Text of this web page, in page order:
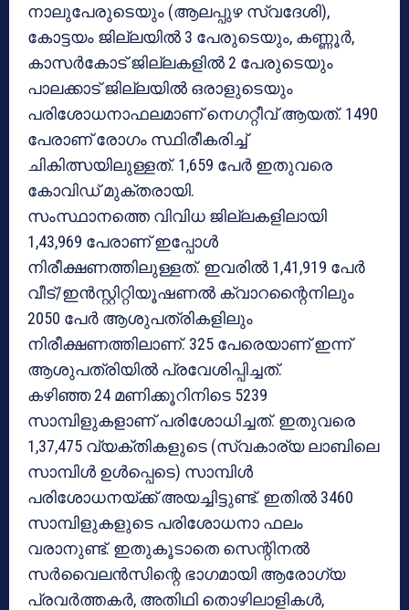
നാലുപേരുടെയും (ആലപ്പുഴ സ്വദേശി),
കോട്ടയം ജില്ലയില്‍ 3 പേരുടെയും, കണ്ണൂര്‍,
കാസര്‍കോട് ജില്ലകളില്‍ 2 പേരുടെയും
പാലക്കാട് ജില്ലയില്‍ ഒരാളുടെയും
പരിശോധനാഫലമാണ് നെഗറ്റീവ് ആയത്. 1490
പേരാണ് രോഗം സ്ഥിരീകരിച്ച്
ചികിത്സയിലുള്ളത്. 1,659 പേര്‍ ഇതുവരെ
കോവിഡ് മുക്തരായി.
സംസ്ഥാനത്തെ വിവിധ ജില്ലകളിലായി
1,43,969 പേരാണ് ഇപ്പോള്‍
നിരീക്ഷണത്തിലുള്ളത്. ഇവരില്‍ 1,41,919 പേര്‍
വീട്/ഇന്‍സ്റ്റിറ്റിയൂഷണല്‍ ക്വാറന്റൈനിലും
2050 പേര്‍ ആശുപത്രികളിലും
നിരീക്ഷണത്തിലാണ്. 325 പേരെയാണ് ഇന്ന്
ആശുപത്രിയില്‍ പ്രവേശിപ്പിച്ചത്.
കഴിഞ്ഞ 24 മണിക്കൂറിനിടെ 5239
സാമ്പിളുകളാണ് പരിശോധിച്ചത്. ഇതുവരെ
1,37,475 വ്യക്തികളുടെ (സ്വകാര്യ ലാബിലെ
സാമ്പിള്‍ ഉള്‍പ്പെടെ) സാമ്പിള്‍
പരിശോധനയ്ക്ക് അയച്ചിട്ടുണ്ട്. ഇതില്‍ 3460
സാമ്പിളുകളുടെ പരിശോധനാ ഫലം
വരാനുണ്ട്. ഇതുകൂടാതെ സെന്റിനല്‍
സര്‍വൈലന്‍സിന്റെ ഭാഗമായി ആരോഗ്യ
പ്രവര്‍ത്തകര്‍, അതിഥി തൊഴിലാളികള്‍,